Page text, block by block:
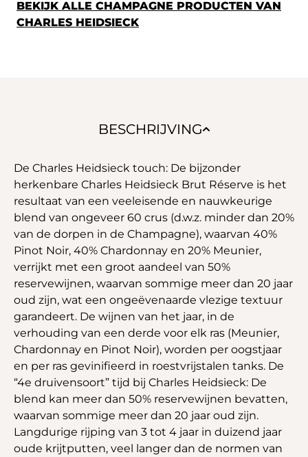
BEKIJK ALLE CHAMPAGNE PRODUCTEN VAN
CHARLES HEIDSIECK
BESCHRIJVING
De Charles Heidsieck touch: De bijzonder
herkenbare Charles Heidsieck Brut Réserve is het
resultaat van een veeleisende en nauwkeurige
blend van ongeveer 60 crus (d.w.z. minder dan 20%
van de dorpen in de Champagne), waarvan 40%
Pinot Noir, 40% Chardonnay en 20% Meunier,
verrijkt met een groot aandeel van 50%
reservewijnen, waarvan sommige meer dan 20 jaar
oud zijn, wat een ongeëvenaarde vlezige textuur
garandeert. De wijnen van het jaar, in de
verhouding van een derde voor elk ras (Meunier,
Chardonnay en Pinot Noir), worden per oogstjaar
en per ras gevinifieerd in roestvrijstalen tanks. De
“4e druivensoort” tijd bij Charles Heidsieck: De
blend kan meer dan 50% reservewijnen bevatten,
waarvan sommige meer dan 20 jaar oud zijn.
Langdurige rijping van 3 tot 4 jaar in duizend jaar
oude krijtputten, veel langer dan de normen van